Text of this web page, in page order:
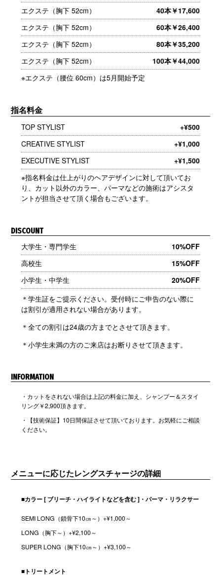
エクステ（胸下 52cm）
40本￥17,600
エクステ（胸下 52cm）
60本￥26,400
エクステ（胸下 52cm）
80本￥35,200
エクステ（胸下 52cm）
100本￥44,000
※エクステ（腰位 60cm）は5月開始予定
指名料金
TOP STYLIST
+¥500
CREATIVE STYLIST
+¥1,000
EXECUTIVE STYLIST
+¥1,500
※指名料金は仕上がりのヘアデザインに対して頂いてお
り、カット以外のカラー、パーマなどの施術はアシスタ
ントが担当させて頂く場合もございます。
DISCOUNT
大学生・専門学生
10%OFF
高校生
15%OFF
小学生・中学生
20%OFF
＊学生証をご提示ください。受付時にご申告のない際に
は割引が適用されない場合があります。
＊全ての割引は24歳の方までとさせて頂きます。
＊小学生未満の方のご来店はお断りさせて頂きます。
INFORMATION
・カットをされない場合は上記の料金に加え、シャンプー＆スタイ
リング￥2,900頂きます。
・【技術保証】10日間保証させて頂いております。お気軽にご相談
ください。
メニューに応じたレングスチャージの詳細
■カラー [ ブリーチ・ハイライトなどを含む ]・パーマ・リラクサー
SEMI LONG（鎖骨下10㎝～） +¥1,000～
LONG（胸下～） +¥2,100～
SUPER LONG（胸下10㎝～） +¥3,100～
■トリートメント